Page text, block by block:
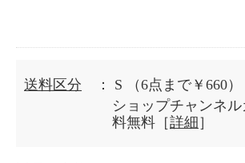
送料区分 ： S
（6点まで￥660）
ショップチャンネ
料無料［詳細 ］